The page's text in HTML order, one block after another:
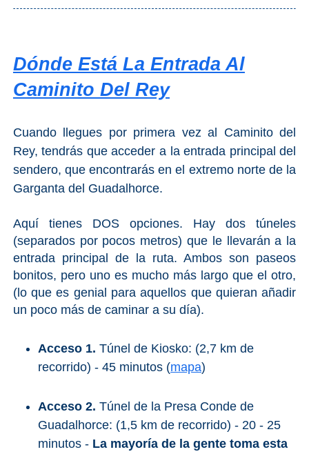
Dónde Está La Entrada Al
Caminito Del Rey
Cuando llegues por primera vez al Caminito del
Rey, tendrás que acceder a la entrada principal del
sendero, que encontrarás en el extremo norte de la
Garganta del Guadalhorce.
Aquí tienes DOS opciones. Hay dos túneles
(separados por pocos metros) que le llevarán a la
entrada principal de la ruta. Ambos son paseos
bonitos, pero uno es mucho más largo que el otro,
(lo que es genial para aquellos que quieran añadir
un poco más de caminar a su día).
Acceso 1. Túnel de Kiosko: (2,7 km de
recorrido) - 45 minutos (mapa)
Acceso 2. Túnel de la Presa Conde de
Guadalhorce: (1,5 km de recorrido) - 20 - 25
minutos - La mayoría de la gente toma esta